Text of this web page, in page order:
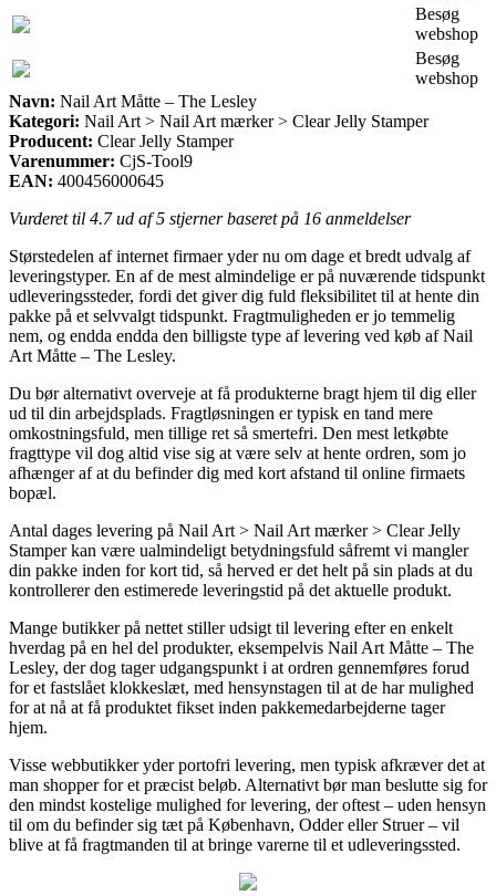
Besøg
webshop
Besøg
webshop
Navn: Nail Art Måtte – The Lesley
Kategori: Nail Art > Nail Art mærker > Clear Jelly Stamper
Producent: Clear Jelly Stamper
Varenummer: CjS-Tool9
EAN: 400456000645
Vurderet til 4.7ud af 5 stjerner baseret på 16 anmeldelser
Størstedelen af internet firmaer yder nu om dage et bredt udvalg af
leveringstyper. En af de mest almindelige er på nuværende tidspunkt
udleveringssteder, fordi det giver dig fuld fleksibilitet til at hente din
pakke på et selvvalgt tidspunkt. Fragtmuligheden er jo temmelig
nem, og endda endda den billigste type af levering ved køb af Nail
Art Måtte – The Lesley.
Du bør alternativt overveje at få produkterne bragt hjem til dig eller
ud til din arbejdsplads. Fragtløsningen er typisk en tand mere
omkostningsfuld, men tillige ret så smertefri. Den mest letkøbte
fragttype vil dog altid vise sig at være selv at hente ordren, som jo
afhænger af at du befinder dig med kort afstand til online firmaets
bopæl.
Antal dages levering på Nail Art > Nail Art mærker > Clear Jelly
Stamper kan være ualmindeligt betydningsfuld såfremt vi mangler
din pakke inden for kort tid, så herved er det helt på sin plads at du
kontrollerer den estimerede leveringstid på det aktuelle produkt.
Mange butikker på nettet stiller udsigt til levering efter en enkelt
hverdag på en hel del produkter, eksempelvis Nail Art Måtte – The
Lesley, der dog tager udgangspunkt i at ordren gennemføres forud
for et fastslået klokkeslæt, med hensynstagen til at de har mulighed
for at nå at få produktet fikset inden pakkemedarbejderne tager
hjem.
Visse webbutikker yder portofri levering, men typisk afkræver det at
man shopper for et præcist beløb. Alternativt bør man beslutte sig for
den mindst kostelige mulighed for levering, der oftest – uden hensyn
til om du befinder sig tæt på København, Odder eller Struer – vil
blive at få fragtmanden til at bringe varerne til et udleveringssted.